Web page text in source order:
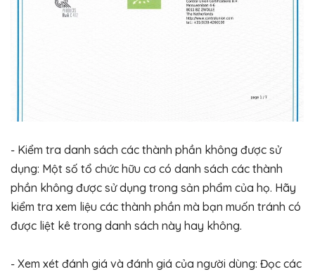
- Kiểm tra danh sách các thành phần không được sử
dụng: Một số tổ chức hữu cơ có danh sách các thành
phần không được sử dụng trong sản phẩm của họ. Hãy
kiểm tra xem liệu các thành phần mà bạn muốn tránh có
được liệt kê trong danh sách này hay không.
- Xem xét đánh giá và đánh giá của người dùng: Đọc các